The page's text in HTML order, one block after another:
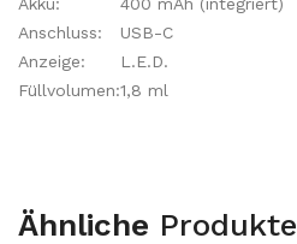
Anschluss:
USB-C
Anzeige:
L.E.D.
Füllvolumen:1,8 ml
Ähnliche Produkte